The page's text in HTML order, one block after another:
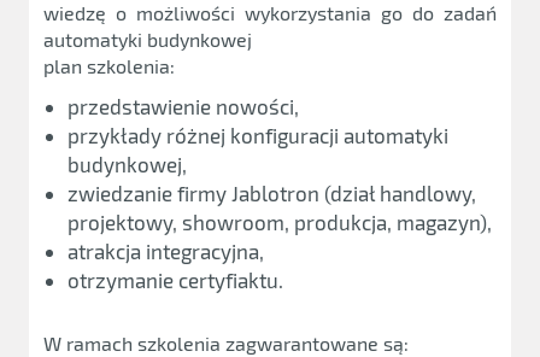
wiedzę o możliwości wykorzystania go do zadań
automatyki budynkowej
plan szkolenia:
przedstawienie nowości,
przykłady różnej konfiguracji automatyki
budynkowej,
zwiedzanie firmy Jablotron (dział handlowy,
projektowy, showroom, produkcja, magazyn),
atrakcja integracyjna,
otrzymanie certyfiaktu.
W ramach szkolenia zagwarantowane są: